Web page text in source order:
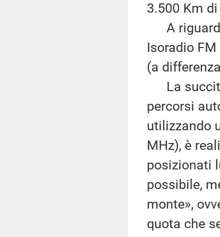
3.500 Km
A
Isoradio
(a
La
percorsi
utilizzando
MHz), è
posizionati
possibile,
monte»,
quota che